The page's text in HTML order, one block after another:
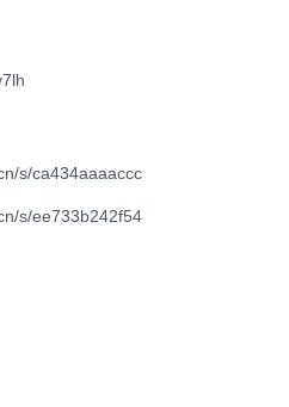
s/ca434aaaaccc
s/ee733b242f54